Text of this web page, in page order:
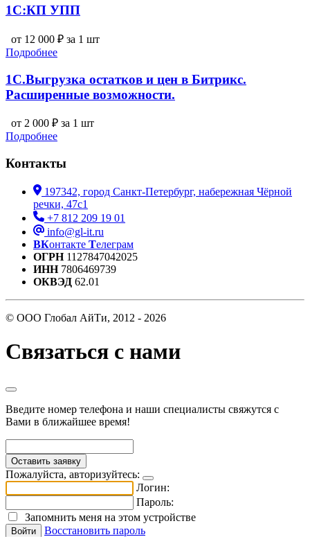
1С:КП УПП
от 12 000 ₽ за 1 шт
Подробнее
1С.Выгрузка остатков и цен в Битрикс.
Расширенные возможности.
от 2 000 ₽ за 1 шт
Подробнее
Контакты
197342, город Санкт-Петербург, набережная Чёрной
речки, 47с1
+7 812 209 19 01
info@gl-it.ru
ВКонтакте Телеграм
ОГРН1127847042025
ИНН7806469739
ОКВЭД 62.01
© ООО Глобал АйТи, 2012 - 2026
Связаться с нами
Введите номер телефона и наши специалисты свяжутся с
Вами в ближайшее время!
Пожалуйста, авторизуйтесь:
Логин:
Пароль:
Запомнить меня на этом устройстве
Войти
Восстановить пароль